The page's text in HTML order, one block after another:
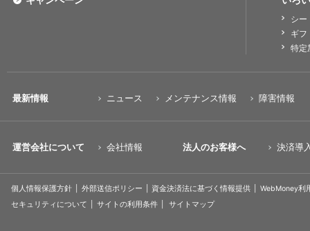
シー
ギフ
特定
最新情報 ニュース メンテナンス情報 障害情報
運営会社について 会社情報 法人のお客様へ 決済導
個人情報保護方針 外部送信ポリシー 資金決済法に基づく情報提供
WebMoney利
セキュリティについて
サイトの利用条件 サイトマップ